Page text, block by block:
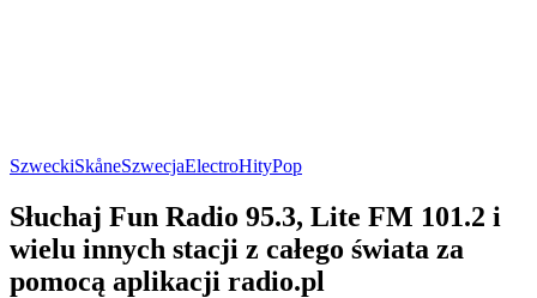
SzweckiSkåneSzwecjaElectroHityPop
Słuchaj Fun Radio 95.3, Lite FM 101.2 i
wielu innych stacji z całego świata za
pomocą aplikacji radio.pl